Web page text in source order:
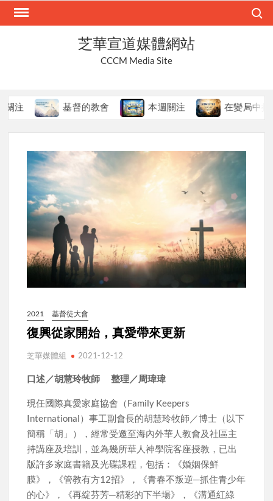
Skip
芝華宣道媒體網站
CCCM Media Site
基督的教會 本週關注 在變局中持守真道
2021 基督徒大會
復興從家開始，真愛帶來更新
芝華媒體組 2021-12-12
口述／胡慧玲牧師 整理／周瑋瑋
現任國際真愛家庭協會（Family Keepers
International）事工副會長的胡慧玲牧師／博士（以下
簡稱「胡」），經常受邀至海內外華人教會及社區主
持講座及培訓，並為幾所華人神學院客座授教，已出
版許多家庭書籍及光碟課程，包括：《婚姻保鮮
膜》，《管教有方12招》，《青春不叛逆─抓住青少年
的心》，《再綻芬芳─精彩的下半場》，《溝通紅綠